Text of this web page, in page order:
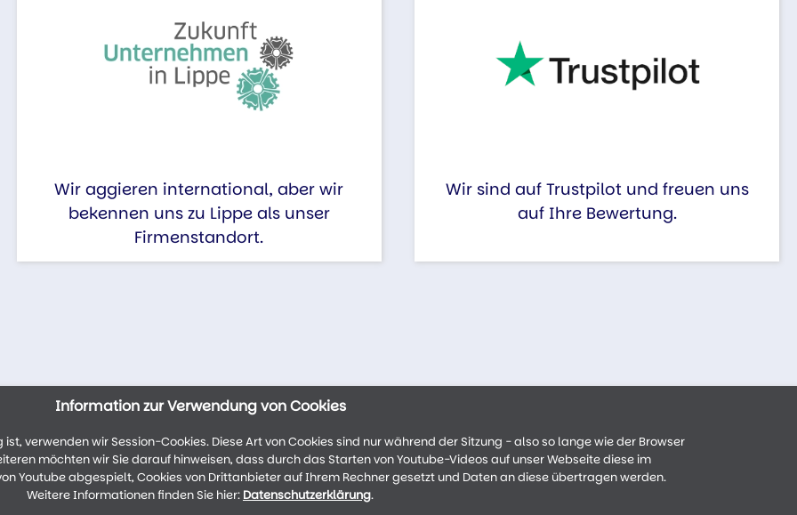
Wir aggieren international, aber wir
bekennen uns zu Lippe als unser
Firmenstandort.
Wir sind auf Trustpilot und freuen uns
auf Ihre Bewertung.
Information zur Verwendung von Cookies
verwenden wir Session-Cookies. Diese Art von Cookies sind nur während der Sitzung - also so lange wie der Browser
möchten wir Sie darauf hinweisen, dass durch das Starten von Youtube-Videos auf unser Webseite diese im
Youtube abgespielt, Cookies von Drittanbieter auf Ihrem Rechner gesetzt und Daten an diese übertragen werden.
Weitere Informationen finden Sie hier: Datenschutzerklärung.